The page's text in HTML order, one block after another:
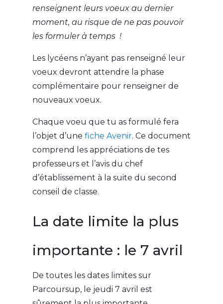
renseignent leurs voeux au dernier
moment, au risque de ne pas pouvoir
les formuler à temps !
Les lycéens n’ayant pas renseigné leur
voeux devront attendre la phase
complémentaire pour renseigner de
nouveaux voeux.
Chaque voeu que tu as formulé fera
l’objet d’une fiche Avenir. Ce document
comprend les appréciations de tes
professeurs et l’avis du chef
d’établissement à la suite du second
conseil de classe.
La date limite la plus
importante : le 7 avril
De toutes les dates limites sur
Parcoursup, le jeudi 7 avril est